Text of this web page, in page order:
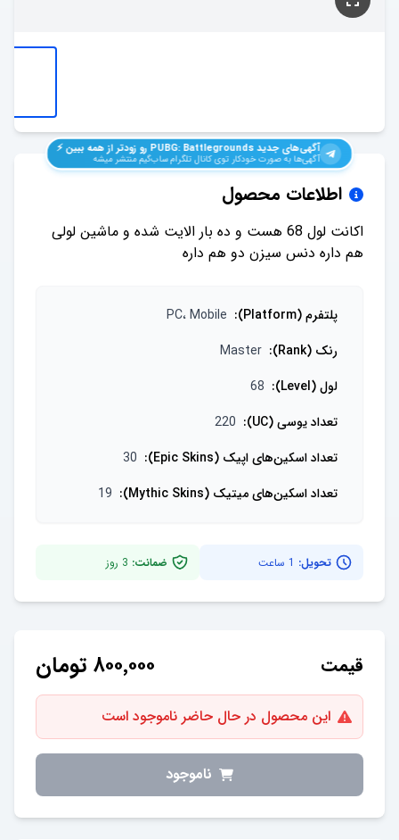
آگهی‌های جدیدPUBG: Battlegrounds رو زودتر از همه ببین ⚡️
آگهی‌ها به صورت خودکار توی کانال تلگرام ساب‌گیم منتشر میشه
اطلاعات محصول
اکانت لول 68 هست و ده بار الایت شده و ماشین لولی
هم داره دنس سیزن دو هم داره
پلتفرم (Platform) : PC، Mobile
رنک (Rank)
:
Master
لول (Level)
:
68
تعداد یو‌سی (UC)
:
220
تعداد اسکین‌های اپیک (Epic Skins)
:
30
تعداد اسکین‌های میتیک (Mythic Skins)
:
19
تحویل: 1 ساعت ضمانت: 3 روز
قیمت ۸۰۰٬۰۰۰ تومان
این محصول در حال حاضر ناموجود است
ناموجود